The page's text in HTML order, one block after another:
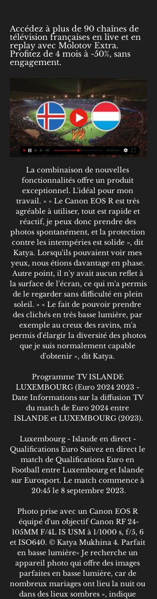
Accédez à plus de 90 chaînes de
télévision françaises en live et en
replay avec Molotov Extra.
Profitez de 4 mois à -50%, sans
engagement.
La combinaison de nouvelles
fonctionnalités offre un produit
exceptionnel. L'idéal pour mon
travail. » « Le Canon EOS R est très
agréable à utiliser, tout est rapide et
réactif, je peux donc prendre des
photos spontanément, et la protection
contre les intempéries est solide », dit
Katya. Lorsqu'ils pouvaient voir mes
yeux, nous étions davantage en phase.
Autre point, il n'y avait aucun reflet à
la surface de l'écran, ce qui m'a permis
de le regarder sans difficulté en plein
soleil. » « Le fait de pouvoir prendre
des clichés en très basse lumière, par
exemple au creux des ravins, m'a
permis d'élargir la diversité des photos
que je suis normalement capable
d'obtenir », dit Katya.
Programme TV ISLANDE
LUXEMBOURG (Euro 2024 2023 -
Date Informations sur la diffusion TV
du match de Euro 2024 entre
ISLANDE et LUXEMBOURG (2023).
Luxembourg - Islande en direct -
Qualifications Euro Suivez en direct le
match de Qualifications Euro en
Football entre Luxembourg et Islande
sur Eurosport. Le match commence à
20:45 le 8 septembre 2023.
Photo prise avec un Canon EOS R
équipé d'un objectif Canon RF 24-
105MM F/4L IS USM à 1/1000 s, f/5, 6
et ISO640. © Katya Mukhina 4. Parfait
en basse lumière« Je recherche un
appareil photo qui offre des images
parfaites en basse lumière, car de
nombreux mariages ont lieu la nuit ou
dans des lieux sombres », indique